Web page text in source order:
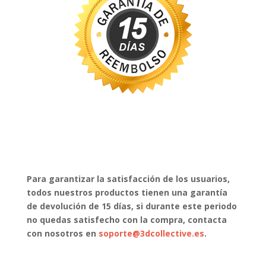
Para garantizar la satisfacción de los usuarios,
todos nuestros productos tienen una garantía
de devolución de 15 días, si durante este periodo
no quedas satisfecho con la compra, contacta
con nosotros en soporte@3dcollective.es.